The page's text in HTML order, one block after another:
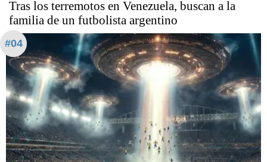
Tras los terremotos en Venezuela, buscan a la
familia de un futbolista argentino
#04